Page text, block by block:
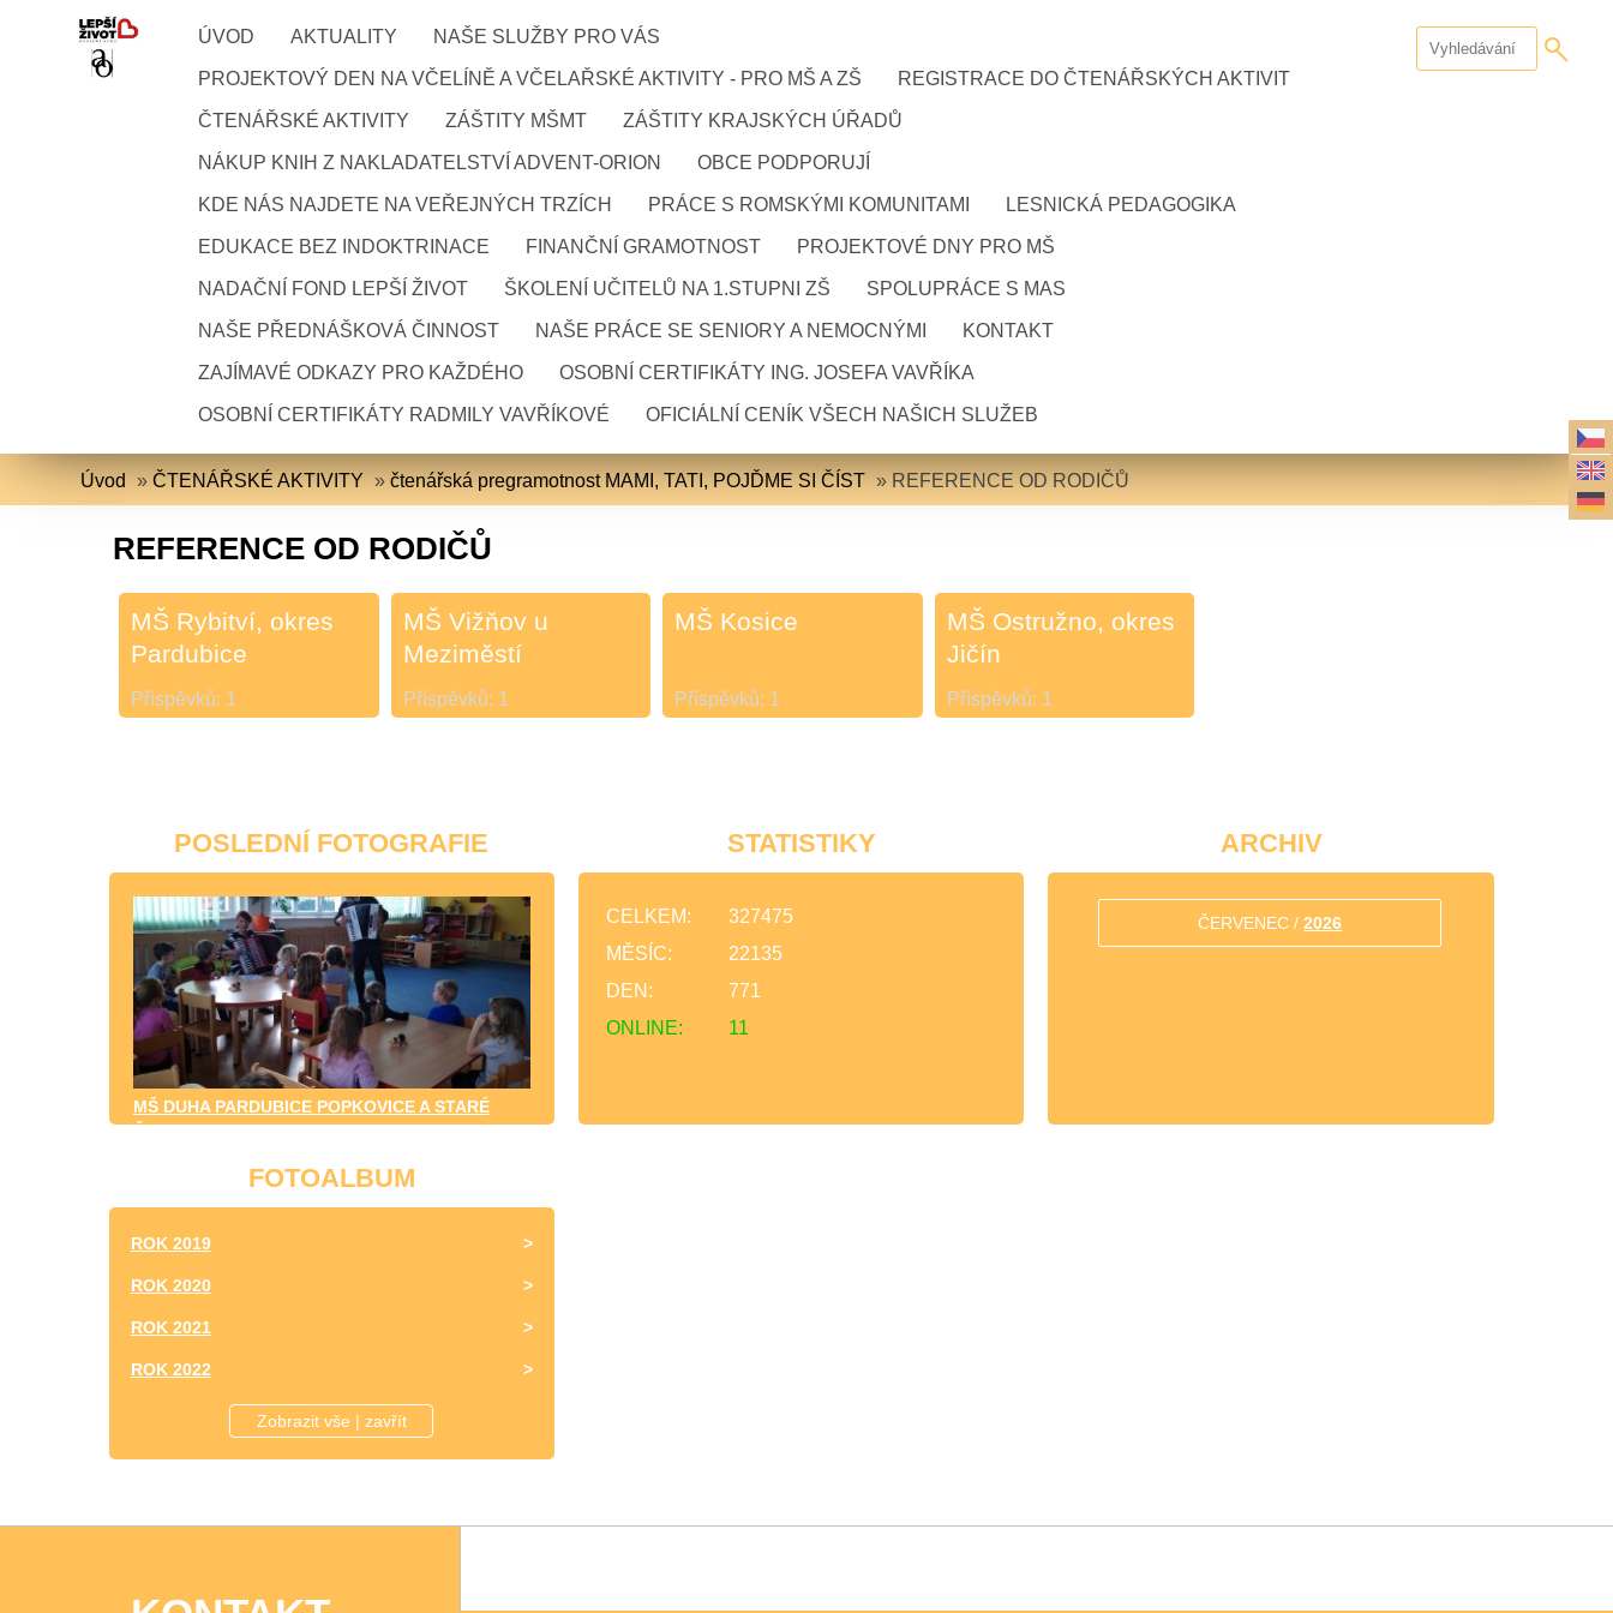
ÚVOD AKTUALITY NAŠE SLUŽBY PRO VÁS
PROJEKTOVÝ DEN NA VČELÍNĚ A VČELAŘSKÉ AKTIVITY - PRO MŠ A ZŠ REGISTRACE DO ČTENÁŘSKÝCH AKTIVIT
ČTENÁŘSKÉ AKTIVITY ZÁŠTITY MŠMT ZÁŠTITY KRAJSKÝCH ÚŘADŮ
NÁKUP KNIH Z NAKLADATELSTVÍ ADVENT-ORION OBCE PODPORUJÍ
KDE NÁS NAJDETE NA VEŘEJNÝCH TRZÍCH PRÁCE S ROMSKÝMI KOMUNITAMI LESNICKÁ PEDAGOGIKA
EDUKACE BEZ INDOKTRINACE FINANČNÍ GRAMOTNOST PROJEKTOVÉ DNY PRO MŠ
NADAČNÍ FOND LEPŠÍ ŽIVOT ŠKOLENÍ UČITELŮ NA 1.STUPNI ZŠ SPOLUPRÁCE S MAS
NAŠE PŘEDNÁŠKOVÁ ČINNOST NAŠE PRÁCE SE SENIORY A NEMOCNÝMI KONTAKT
ZAJÍMAVÉ ODKAZY PRO KAŽDÉHO OSOBNÍ CERTIFIKÁTY ING. JOSEFA VAVŘÍKA
OSOBNÍ CERTIFIKÁTY RADMILY VAVŘÍKOVÉ OFICIÁLNÍ CENÍK VŠECH NAŠICH SLUŽEB
Úvod »ČTENÁŘSKÉ AKTIVITY »čtenářská pregramotnost MAMI, TATI, POJĎME SI ČÍST » REFERENCE OD RODIČŮ
REFERENCE OD RODIČŮ
MŠ Rybitví, okres
Pardubice
Příspěvků: 1
MŠ Vižňov u
Meziměstí
Příspěvků: 1
MŠ Kosice
Příspěvků: 1
MŠ Ostružno, okres
Jičín
Příspěvků: 1
POSLEDNÍ FOTOGRAFIE
MŠ DUHA PARDUBICE POPKOVICE A STARÉ
ČIVICE
STATISTIKY
ONLINE: 11
CELKEM:
327475
MĚSÍC:
22135
DEN:
771
ARCHIV
ČERVENEC /2026
FOTOALBUM
ROK 2019
ROK 2020
ROK 2021
ROK 2022
Zobrazit vše | zavřít